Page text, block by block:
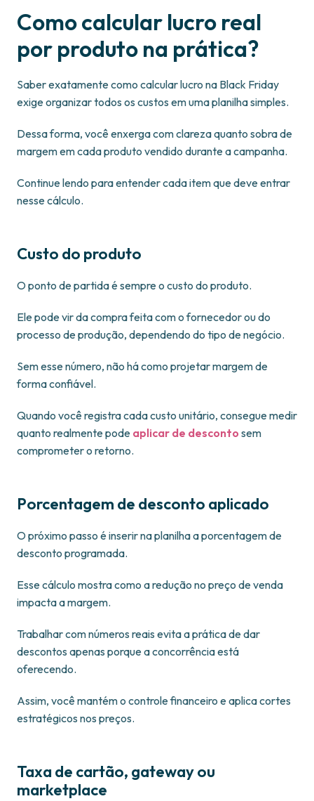
Como calcular lucro real
por produto na prática?
Saber exatamente como calcular lucro na Black Friday
exige organizar todos os custos em uma planilha simples.
Dessa forma, você enxerga com clareza quanto sobra de
margem em cada produto vendido durante a campanha.
Continue lendo para entender cada item que deve entrar
nesse cálculo.
Custo do produto
O ponto de partida é sempre o custo do produto.
Ele pode vir da compra feita com o fornecedor ou do
processo de produção, dependendo do tipo de negócio.
Sem esse número, não há como projetar margem de
forma confiável.
Quando você registra cada custo unitário, consegue medir
quanto realmente pode aplicar de desconto sem
comprometer o retorno.
Porcentagem de desconto aplicado
O próximo passo é inserir na planilha a porcentagem de
desconto programada.
Esse cálculo mostra como a redução no preço de venda
impacta a margem.
Trabalhar com números reais evita a prática de dar
descontos apenas porque a concorrência está
oferecendo.
Assim, você mantém o controle financeiro e aplica cortes
estratégicos nos preços.
Taxa de cartão, gateway ou
marketplace